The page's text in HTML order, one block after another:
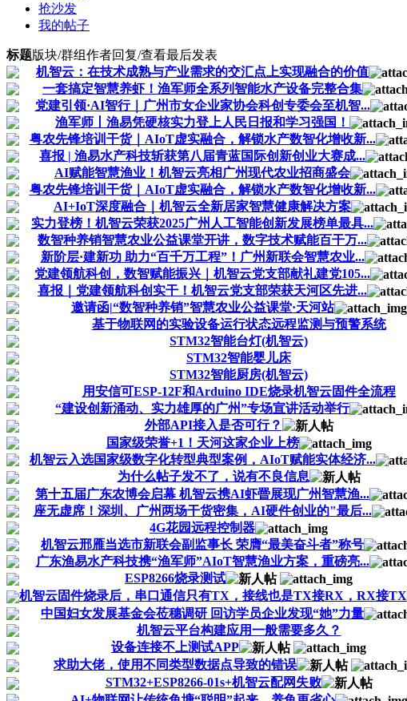
抢沙发
我的帖子
标题版块/群组作者回复/查看最后发表
机智云：在技术成熟与产业需求的交汇点上实现融合的价值
一套搞定智慧养虾！渔军师全系列智能水产设备完整合集
党建引领·AI智行｜广州市女企业家协会科创专委会至机智...
渔军师丨渔易凭硬核实力登上人民日报和学习强国！
粤农先锋培训干货｜AIoT虚实融合，解锁水产数智化增收新...
喜报 | 渔易水产科技斩获第八届青蓝国际创新创业大赛成...
AI赋能智慧渔业！机智云亮相广州现代农业招商盛会
粤农先锋培训干货｜AIoT虚实融合，解锁水产数智化增收新...
AI+IoT深度融合｜机智云全新居家智慧健康解决方案
实力登榜！机智云荣获2025广州人工智能创新发展榜单最具...
数智种养销智慧农业公益课堂开讲，数字技术赋能百干万...
新阶层·建新功 助力“百千万工程”！广州新联会智慧农业...
党建领航科创，数智赋能振兴｜机智云党支部献礼建党105...
喜报｜党建领航科创实干！机智云党支部荣获天河区先进...
邀请函|“数智种养销”智慧农业公益课堂·天河站
基于物联网的实验设备运行状态远程监测与预警系统
STM32智能台灯(机智云)
STM32智能婴儿床
STM32智能厨房(机智云)
用安信可ESP-12F和Arduino IDE烧录机智云固件全流程
“建设创新涌动、实力雄厚的广州”专场宣讲活动举行
外部API接入是否可行？
国家级荣誉+1！天河这家企业上榜
机智云入选国家级数字化转型典型案例，AIoT赋能实体经济...
为什么帖子发不了，说有不良信息
第十五届广东农博会启幕 机智云携AI虾罾展现广州智慧渔...
座无虚席！深圳、广州两场干货密集，AI硬件创业的"最后...
4G花园远程控制器
机智云邢雁当选市新联会副监事长 荣膺“最美奋斗者”称号
广东渔易水产科技携“渔军师”AIoT智慧渔业方案，重磅亮...
ESP8266烧录测试
机智云固件烧录后，串口通信只有TX，接线也是TX接RX，RX接TX
中国妇女发展基金会莅穗调研 回访学员企业发现“她”力量
机智云平台构建应用一般需要多久？
设备连接不上测试APP
求助大佬，使用不同类型数据点导致的错误
STM32+ESP8266-01s+机智云配网失败